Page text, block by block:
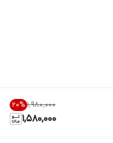
۱٬۹۸۰٬۰۰۰ 20%
1,580,000